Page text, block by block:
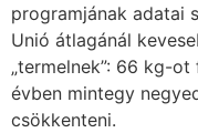
programjának adatai
Unió átlagánál
„termelnek”: 66 kg-
évben mintegy
csökkenteni.